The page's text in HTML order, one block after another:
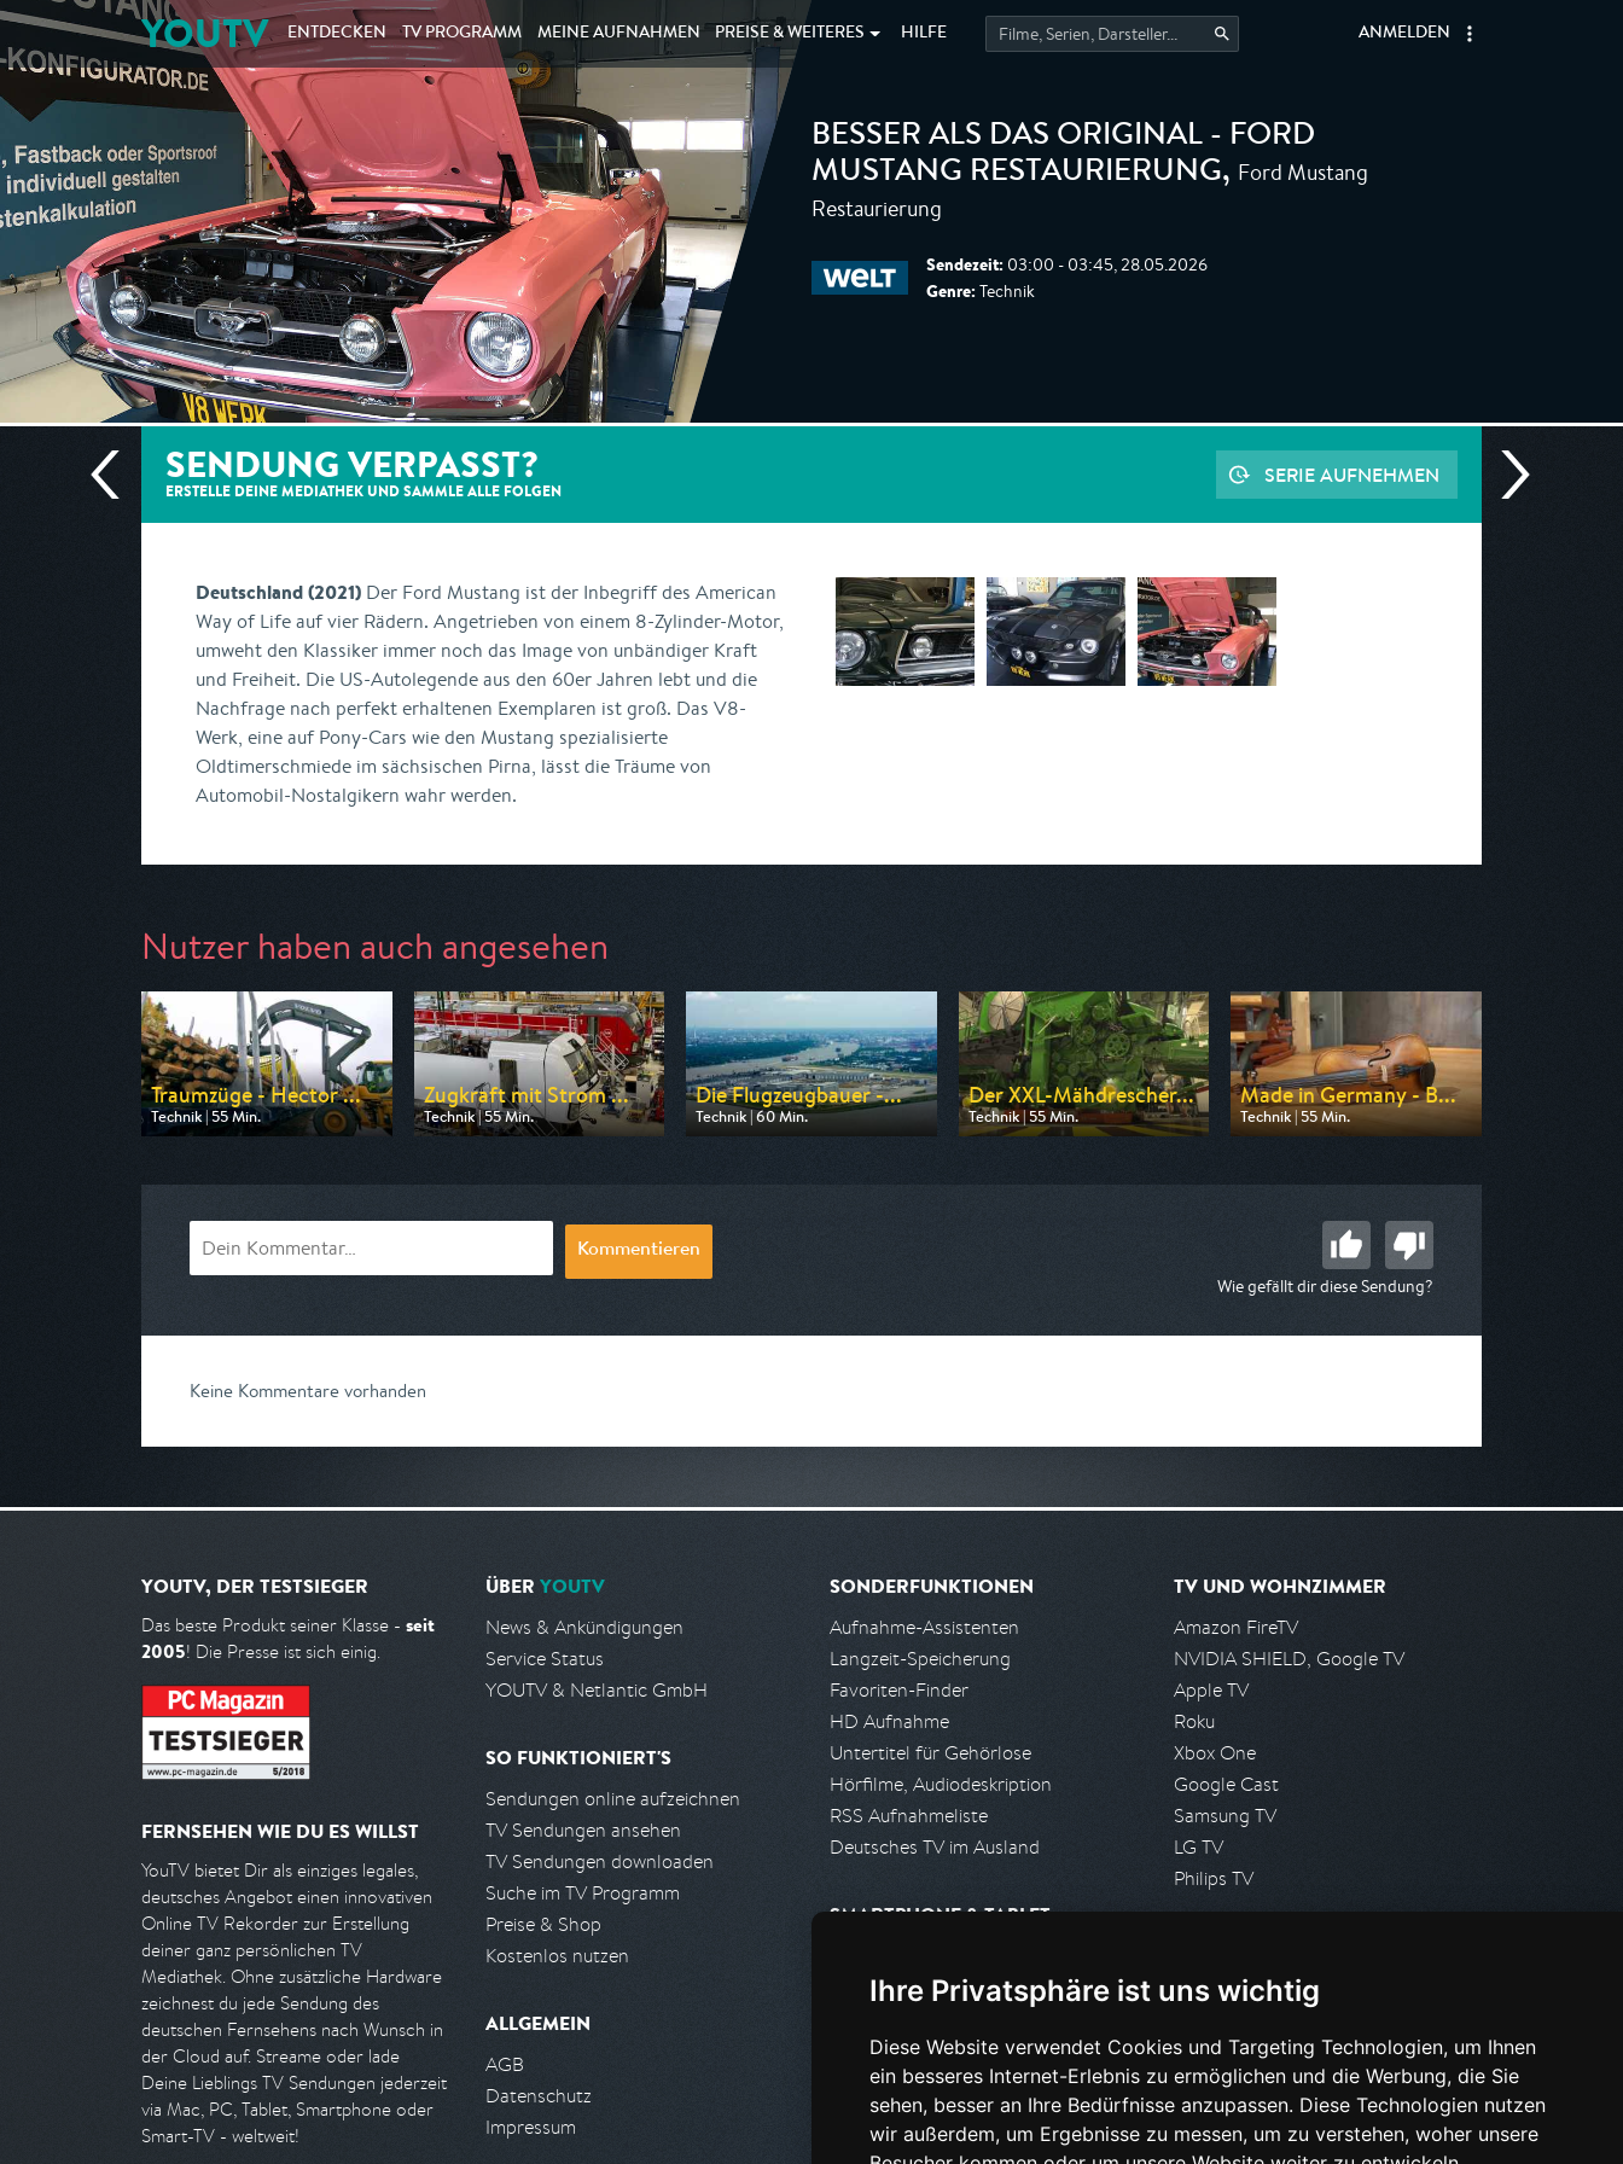
Ihre Privatsphäre ist uns wichtig
Diese Website verwendet Cookies und Targeting Technologien, um Ihnen
ein besseres Internet-Erlebnis zu ermöglichen und die Werbung, die Sie
sehen, besser an Ihre Bedürfnisse anzupassen. Diese Technologien nutzen
wir außerdem, um Ergebnisse zu messen, um zu verstehen, woher unsere
YOUTV ENTDECKEN TV PROGRAMM MEINE AUFNAHMEN PREISE &WEITERES HILFE ANMELDEN
BESSER ALS DAS ORIGINAL - FORD
MUSTANG RESTAURIERUNG, Ford Mustang
Restaurierung
Sendezeit: 03:00 - 03:45, 28.05.2026
Genre: Technik
SENDUNG VERPASST?
ERSTELLE DEINE MEDIATHEK UND SAMMLE ALLE FOLGEN
SERIE AUFNEHMEN
Deutschland (2021) Der Ford Mustang ist der Inbegriff des American
Way of Life auf vier Rädern. Angetrieben von einem 8-Zylinder-Motor,
umweht den Klassiker immer noch das Image von unbändiger Kraft
und Freiheit. Die US-Autolegende aus den 60er Jahren lebt und die
Nachfrage nach perfekt erhaltenen Exemplaren ist groß. Das V8-
Werk, eine auf Pony-Cars wie den Mustang spezialisierte
Oldtimerschmiede im sächsischen Pirna, lässt die Träume von
Automobil-Nostalgikern wahr werden.
Nutzer haben auch angesehen
Traumzüge - Hector ...
Technik | 55 Min.
Ausgestrahlt von WELT
Zugkraft mit Strom ...
Technik | 55 Min.
Ausgestrahlt von WELT
Die Flugzeugbauer -...
Technik | 60 Min.
Ausgestrahlt von WELT
Der XXL-Mähdrescher...
Technik | 55 Min.
Ausgestrahlt von WELT
Made in Germany - B...
Technik | 55 Min.
Ausgestrahlt von N24 Doku
Kommentieren
Wie gefällt dir diese Sendung?
Keine Kommentare vorhanden
YOUTV, DER TESTSIEGER
Das beste Produkt seiner Klasse - seit
2005! Die Presse ist sich einig.
FERNSEHEN WIE DU ES WILLST
YouTV bietet Dir als einziges legales,
deutsches Angebot einen innovativen
Online TV Rekorder zur Erstellung
deiner ganz persönlichen TV
Mediathek. Ohne zusätzliche Hardware
zeichnest du jede Sendung des
deutschen Fernsehens nach Wunsch in
der Cloud auf. Streame oder lade
Deine Lieblings TV Sendungen jederzeit
via Mac, PC, Tablet, Smartphone oder
Smart-TV - weltweit!
ÜBER YOUTV
News & Ankündigungen
Service Status
YOUTV & Netlantic GmbH
SO FUNKTIONIERT'S
Sendungen online aufzeichnen
TV Sendungen ansehen
TV Sendungen downloaden
Suche im TV Programm
Preise & Shop
Kostenlos nutzen
ALLGEMEIN
AGB
Datenschutz
Impressum
SONDERFUNKTIONEN
Aufnahme-Assistenten
Langzeit-Speicherung
Favoriten-Finder
HD Aufnahme
Untertitel für Gehörlose
Hörfilme, Audiodeskription
RSS Aufnahmeliste
Deutsches TV im Ausland
SMARTPHONE & TABLET
Android App
PARTNER
Partnerliste
Partner werden
TV UND WOHNZIMMER
Amazon FireTV
NVIDIA SHIELD, Google TV
Apple TV
Roku
Xbox One
Google Cast
Samsung TV
LG TV
Philips TV
Presseanfrage stellen
HILFE & SUPPORT
Häufig gestellte Fragen
Anfrage stellen